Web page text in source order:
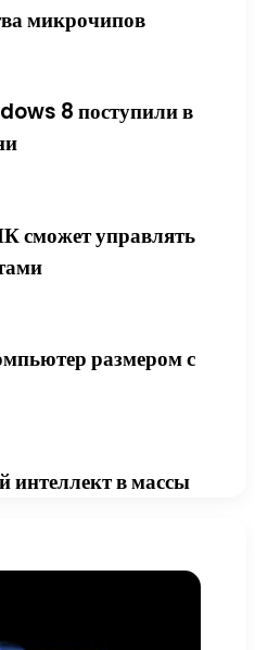
микрочипов
8 поступили в
сможет управлять
размером с
интеллект в массы